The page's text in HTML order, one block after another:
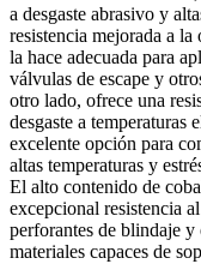
a desgaste abrasivo y
resistencia mejorada a
la hace adecuada para
válvulas de escape y
otro lado, ofrece una
desgaste a temperaturas
excelente opción para
altas temperaturas y
El alto contenido de
excepcional resistencia
perforantes de blindaje y
materiales capaces de